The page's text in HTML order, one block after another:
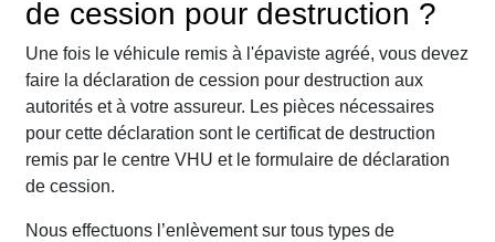
de cession pour destruction ?
Une fois le véhicule remis à l'épaviste agréé, vous devez
faire la déclaration de cession pour destruction aux
autorités et à votre assureur. Les pièces nécessaires
pour cette déclaration sont le certificat de destruction
remis par le centre VHU et le formulaire de déclaration
de cession.
Nous effectuons l’enlèvement sur tous types de